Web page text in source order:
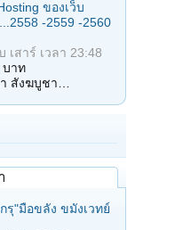
ของเว็บ
-2559 -2560
เสาร์ เวลา 23:48
บาท
สังฆบูชา…
รุ"มือขลัง ขมังเวทย์